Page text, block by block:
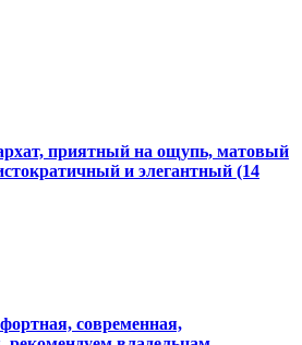
приятный на ощупь, матовый
и элегантный (14
современная,